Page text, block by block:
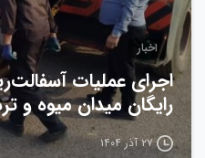
اخبار
اجرای عملیات
رایگان میدان میوه و
۲۷ آذر ۱۴۰۴